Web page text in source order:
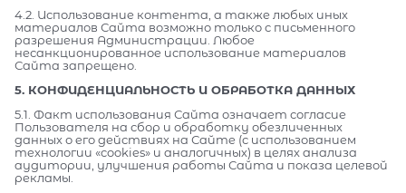
4.2. Использование контента, а также любых иных
материалов Сайта возможно только с письменного
разрешения Администрации. Любое
несанкционированное использование материалов
Сайта запрещено.
5. КОНФИДЕНЦИАЛЬНОСТЬ И ОБРАБОТКА ДАННЫХ
5.1. Факт использования Сайта означает согласие
Пользователя на сбор и обработку обезличенных
данных о его действиях на Сайте (с использованием
технологии «cookies» и аналогичных) в целях анализа
аудитории, улучшения работы Сайта и показа целевой
рекламы.